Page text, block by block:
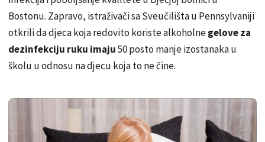
Bostonu. Zapravo, istraživači sa Sveučilišta u Pennsylvaniji
otkrili da djeca koja redovito koriste alkoholnegelove za
dezinfekciju ruku imaju50 posto manje izostanaka u
školu u odnosu na djecu koja to ne čine.